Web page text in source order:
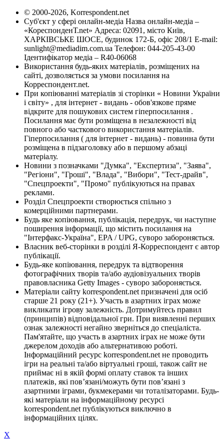
© 2000-2026, Korrespondent.net
Суб'єкт у сфері онлайн-медіа Назва онлайн-медіа –
«КореспонденТ.net» Адреса: 02091, місто Київ,
ХАРКІВСЬКЕ ШОСЕ, будинок 172-Б, офіс 208/1 E-mail:
sunlight@mediadim.com.ua Телефон: 044-205-43-00
Ідентифікатор медіа – R40-06068
Використання будь-яких матеріалів, розміщених на
сайті, дозволяється за умови посилання на
Корреспондент.net.
При копіюванні матеріалів зі сторінки « Новини України
і світу» , для інтернет - видань - обов'язкове пряме
відкрите для пошукових систем гіперпосилання .
Посилання має бути розміщена в незалежності від
повного або часткового використання матеріалів.
Гіперпосилання ( для інтернет - видань) - повинна бути
розміщена в підзаголовку або в першому абзаці
матеріалу.
Новини з позначками "Думка", "Експертиза", "Заява",
"Регіони", "Гроші", "Влада", "Вибори", "Тест-драйв",
"Спецпроекти", "Промо" публікуються на правах
реклами.
Розділ Спецпроекти створюється спільно з
комерційними партнерами.
Будь яке копіювання, публікація, передрук, чи наступне
поширення інформації, що містить посилання на
"Інтерфакс-Україна", EPA / UPG, суворо забороняється.
Власник веб-сторінки в розділі Я-Корреспондент є автор
публікації.
Будь-яке копіювання, передрук та відтворення
фотографічних творів та/або аудіовізуальних творів
правовласника Getty Images - суворо забороняється.
Матеріали сайту korrespondent.net призначені для осіб
старше 21 року (21+). Участь в азартних іграх може
викликати ігрову залежність. Дотримуйтесь правил
(принципів) відповідальної гри. При виявленні перших
ознак залежності негайно зверніться до спеціаліста.
Пам'ятайте, що участь в азартних іграх не може бути
джерелом доходів або альтернативою роботі.
Інформаційний ресурс korrespondent.net не проводить
ігри на реальні та/або віртуальні гроші, також сайт не
приймає ні в якій формі оплату ставок та інших
платежів, які пов’язані/можуть бути пов’язані з
азартними іграми, букмекерами чи тоталізаторами. Будь-
які матеріали на інформаційному ресурсі
korrespondent.net публікуються виключно в
інформаційних цілях.
X